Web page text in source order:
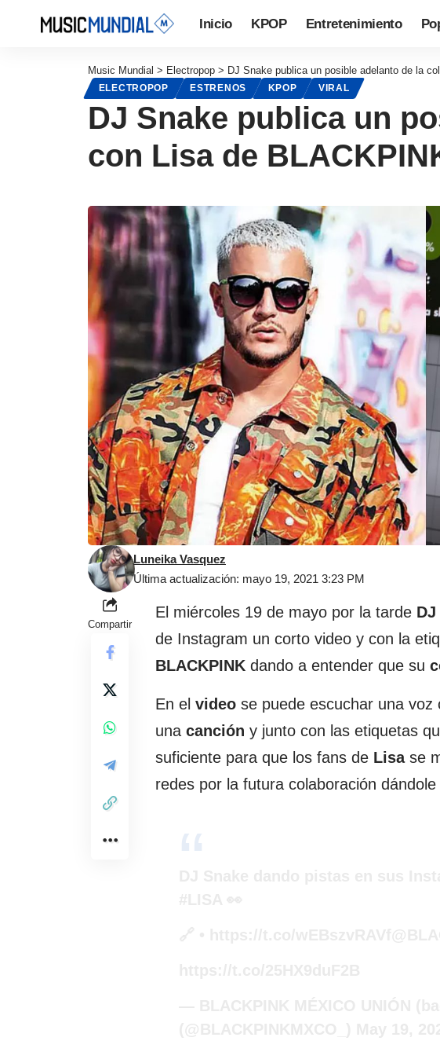
Inicio KPOP Entretenimiento
Music Mundial > Electropop > DJ Snake publica un posible adelanto de la
ELECTROPOP ESTRENOS KPOP VIRAL
DJ Snake publica un
con Lisa de
Última actualización: mayo 19, 2021 3:23 PM
Luneika Vasquez
Compartir
El miércoles 19 de mayo por la tarde DJ
de Instagram un corto video y con la
BLACKPINK dando a entender que su
En el video se puede escuchar una
una canción y junto con las etiquetas
suficiente para que los fans de Lisase
redes por la futura colaboración